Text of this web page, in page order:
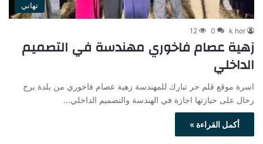
تهاني
k hor
0
12
زهية عصام فاخوري مهندسة في التصميم
الداخلي
اسرة موقع قلم حر تبارك للمهندسة زهية عصام فاخوري من بلدة برج
رحال على حيازتها اجازة في الهندسة والتصميم الداخلي…
أكمل القراءة »